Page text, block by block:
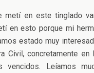
metí en este tinglado
en esto porque mi
estado muy
Civil, concretamente en
vencidos. Leíamos